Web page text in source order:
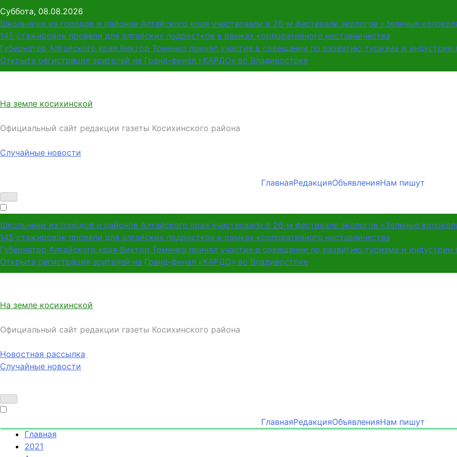
Перейти
к
содержимому
Суббота, 08.08.2026
Школьники из городов и районов Алтайского края участвовали в 26-м фестивале экологов «Зеленые
145 стажировок провели для алтайских подростков в рамках корпоративного наставничества
Губернатор Алтайского края Виктор Томенко принял участие в совещании по развитию туризма и
Открыта регистрация зрителей на Гранд-финал «КАРДО» во Владивостоке
На земле косихинской
Официальный сайт редакции газеты Косихинского района
Случайные новости
ГлавнаяРедакцияОбъявленияНам пишут
Школьники из городов и районов Алтайского края участвовали в 26-м фестивале экологов «Зеленые
145 стажировок провели для алтайских подростков в рамках корпоративного наставничества
Губернатор Алтайского края Виктор Томенко принял участие в совещании по развитию туризма и
Открыта регистрация зрителей на Гранд-финал «КАРДО» во Владивостоке
На земле косихинской
Официальный сайт редакции газеты Косихинского района
Новостная рассылка
Случайные новости
ГлавнаяРедакцияОбъявленияНам пишут
Главная
2021